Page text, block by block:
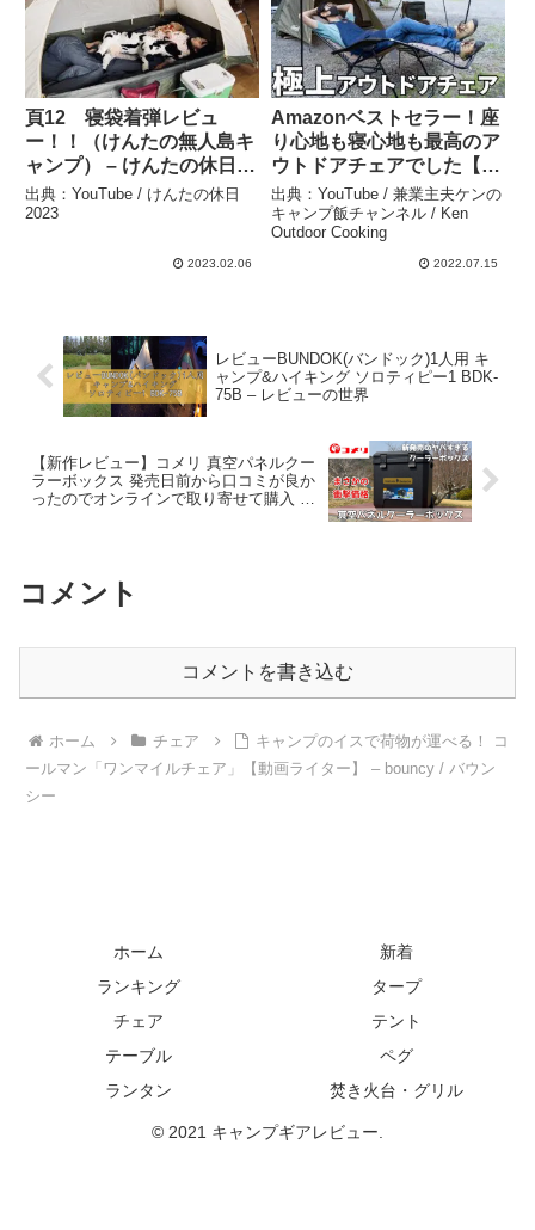
頁12 寝袋着弾レビュ
ー！！（けんたの無人島キ
ャンプ） – けんたの休日
2023
出典：YouTube / けんたの休日
2023
2023.02.06
Amazonベストセラー！座
り心地も寝心地も最高のア
ウトドアチェアでした【コ
ールマン・インフィニティ
チェア】 – 兼業主夫ケンの
キャンプ飯チャンネル /
Ken Outdoor Cooking
出典：YouTube / 兼業主夫ケンの
キャンプ飯チャンネル / Ken
Outdoor Cooking
2022.07.15
レビューBUNDOK(バンドック)1人用 キ
ャンプ&ハイキング ソロティピー1 BDK-
75B – レビューの世界
【新作レビュー】コメリ 真空パネルクー
ラーボックス 発売日前から口コミが良か
ったのでオンラインで取り寄せて購入 –
コメント
コメントを書き込む
ホーム チェア
キャンプのイスで荷物が運べる！ コ
ールマン「ワンマイルチェア」【動画ライター】 – bouncy / バウン
シー
ホーム
新着
ランキング
タープ
チェア
テント
テーブル
ペグ
ランタン
焚き火台・グリル
© 2021 キャンプギアレビュー.